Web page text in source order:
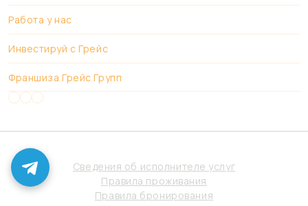
Работа у нас
Инвестируй с Грейс
Франшиза Грейс Групп
Сведения об исполнителе услуг
Правила проживания
Правила бронирования